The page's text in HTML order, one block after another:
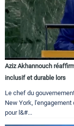
Aziz Akhannouch
inclusif et durable lors
Le chef du
New York,
pour l&#...